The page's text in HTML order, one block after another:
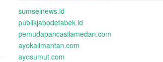
sumselnews.id
publikjabodetabek.id
pemudapancasilamedan.com
ayokalimantan.com
ayosumut.com